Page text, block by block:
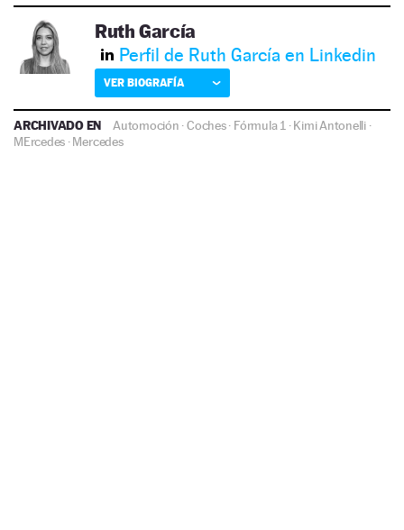
Ruth García
Perfil de Ruth García en Linkedin
VER BIOGRAFÍA
ARCHIVADO EN Automoción ·Coches· Fórmula 1·Kimi Antonelli ·
MErcedes ·Mercedes